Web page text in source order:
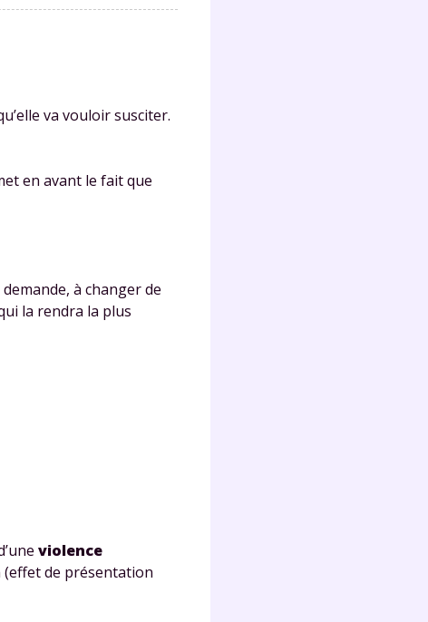
va vouloir susciter.
en avant le fait que
à changer de
la rendra la plus
violence
de présentation
Fermer